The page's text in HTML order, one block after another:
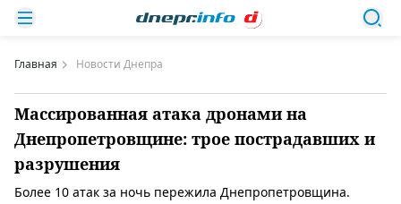
Главная Новости Днепра
Массированная атака дронами на
Днепропетровщине: трое пострадавших и
разрушения
Более 10 атак за ночь пережила Днепропетровщина.